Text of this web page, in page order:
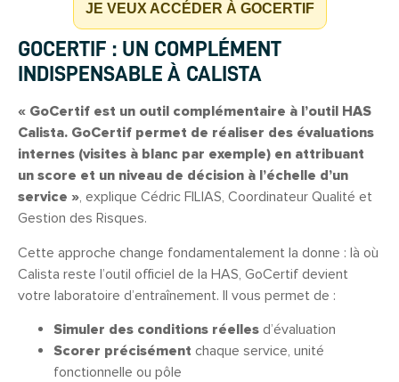
JE VEUX ACCÉDER À GOCERTIF
GOCERTIF : UN COMPLÉMENT
INDISPENSABLE À CALISTA
« GoCertif est un outil complémentaire à l’outil HAS
Calista. GoCertif permet de réaliser des évaluations
internes (visites à blanc par exemple) en attribuant
un score et un niveau de décision à l’échelle d’un
service », explique Cédric FILIAS, Coordinateur Qualité et
Gestion des Risques.
Cette approche change fondamentalement la donne : là où
Calista reste l’outil officiel de la HAS, GoCertif devient
votre laboratoire d’entraînement. Il vous permet de :
Simuler des conditions réelles d’évaluation
Scorer précisément chaque service, unité
fonctionnelle ou pôle